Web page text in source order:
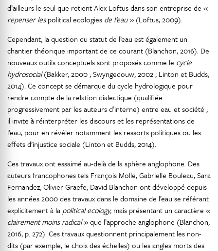
d’ailleurs le seul que retient Alex Loftus dans son entreprise de «
repenser lespolitical ecologies de l’eau» (Loftus, 2009).
Cependant, la question du statut de l’eau est également un
chantier théorique important de ce courant (Blanchon, 2016). De
nouveaux outils conceptuels sont proposés comme le cycle
hydrosocial(Bakker, 2000 ; Swyngedouw, 2002 ; Linton et Budds,
2014). Ce concept se démarque du cycle hydrologique pour
rendre compte de la relation dialectique (qualifiée
progressivement par les auteurs d’interne) entre eau et société ;
il invite à réinterpréter les discours et les représentations de
l’eau, pour en révéler notamment les ressorts politiques ou les
effets d’injustice sociale (Linton et Budds, 2014).
Ces travaux ont essaimé au-delà de la sphère anglophone. Des
auteurs francophones tels François Molle, Gabrielle Bouleau, Sara
Fernandez, Olivier Graefe, David Blanchon ont développé depuis
les années 2000 des travaux dans le domaine de l’eau se référant
explicitement à la political ecology, mais présentant un caractère «
clairement moins radical» que l’approche anglophone (Blanchon,
2016, p. 272). Ces travaux questionnent principalement les non-
dits (par exemple, le choix des échelles) ou les angles morts des